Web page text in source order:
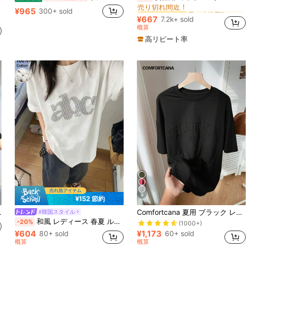
¥965 300+ sold #9 ベストセラー
売り切れ間近！
#9 ベストセラー
売り切れ間近！
#9 ベストセラー 長い 女性用Tシャツ
売り切れ間近！
¥667 7.2k+ sold
概算
高リピート率
¥152 節約
#韓国スタイル
-20% 和風 レディース 春夏 ルーズ ラウンドネック カジュアル 万能 レタープリント 半袖Tシャツ 夏服 ホワイト
¥604 80+ sold
概算
9
Comfortcana 夏用 ブラック レター型押し ドロップショルダー グラフィックTシャツ
(1000+)
¥1,173 60+ sold
概算